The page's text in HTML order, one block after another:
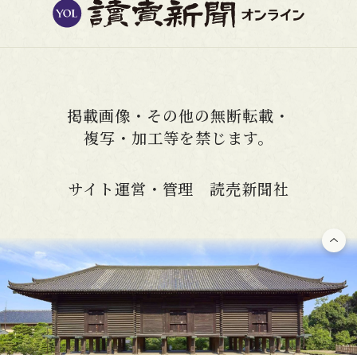
掲載画像・その他の無断転載・
複写・加工等を禁じます。
サイト運営・管理 読売新聞社